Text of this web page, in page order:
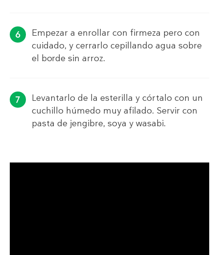
Empezar a enrollar con firmeza pero con
cuidado, y cerrarlo cepillando agua sobre
el borde sin arroz.
Levantarlo de la esterilla y córtalo con un
cuchillo húmedo muy afilado. Servir con
pasta de jengibre, soya y wasabi.